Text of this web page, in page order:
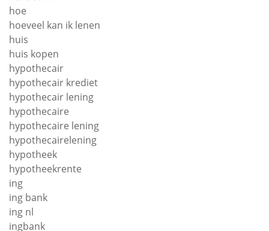
hoe
hoeveel kan ik lenen
huis
huis kopen
hypothecair
hypothecair krediet
hypothecair lening
hypothecaire
hypothecaire lening
hypothecairelening
hypotheek
hypotheekrente
ing
ing bank
ing nl
ingbank